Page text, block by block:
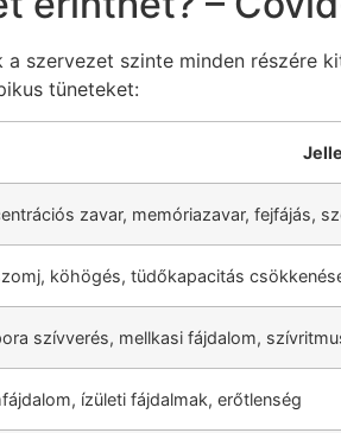
szervezet szinte minden részére
tüneteket:
zavar, memóriazavar, fejfájás,
köhögés, tüdőkapacitás
szívverés, mellkasi fájdalom,
ízületi fájdalmak, erőtlenség